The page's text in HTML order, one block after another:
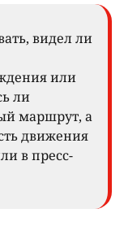
видел ли
или
ли
маршрут, а
движения
в пресс-